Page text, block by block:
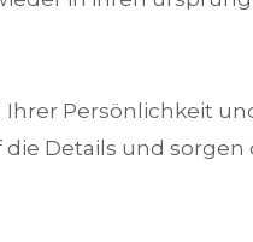
Ihrer Persönlichkeit
Details und sorgen